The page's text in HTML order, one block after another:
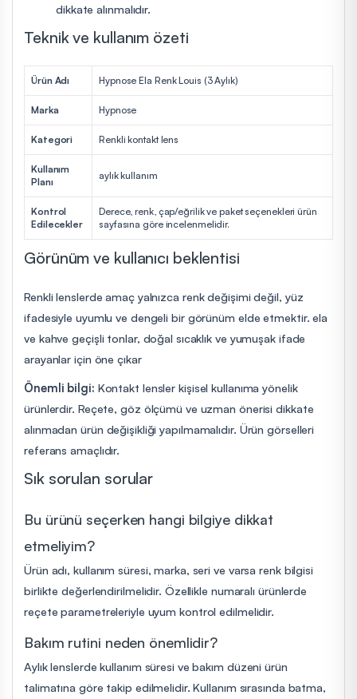
dikkate alınmalıdır.
Teknik ve kullanım özeti
Ürün Adı Hypnose Ela Renk Louis (3 Aylık)
Marka Hypnose
Kategori Renkli kontakt lens
Kullanım
Planı
aylık kullanım
Kontrol
Edilecekler
Derece, renk, çap/eğrilik ve paket seçenekleri ürün
sayfasına göre incelenmelidir.
Görünüm ve kullanıcı beklentisi
Renkli lenslerde amaç yalnızca renk değişimi değil, yüz
ifadesiyle uyumlu ve dengeli bir görünüm elde etmektir. ela
ve kahve geçişli tonlar, doğal sıcaklık ve yumuşak ifade
arayanlar için öne çıkar
Önemli bilgi: Kontakt lensler kişisel kullanıma yönelik
ürünlerdir. Reçete, göz ölçümü ve uzman önerisi dikkate
alınmadan ürün değişikliği yapılmamalıdır. Ürün görselleri
referans amaçlıdır.
Sık sorulan sorular
Bu ürünü seçerken hangi bilgiye dikkat
etmeliyim?
Ürün adı, kullanım süresi, marka, seri ve varsa renk bilgisi
birlikte değerlendirilmelidir. Özellikle numaralı ürünlerde
reçete parametreleriyle uyum kontrol edilmelidir.
Bakım rutini neden önemlidir?
Aylık lenslerde kullanım süresi ve bakım düzeni ürün
talimatına göre takip edilmelidir. Kullanım sırasında batma,